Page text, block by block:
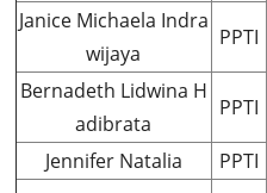
Janice Michaela Indra
wijaya
PPTI
Bernadeth Lidwina H
adibrata
PPTI
Jennifer Natalia PPTI